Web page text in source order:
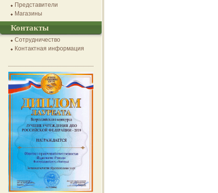
Представители
Магазины
Контакты
Сотрудничество
Контактная информация